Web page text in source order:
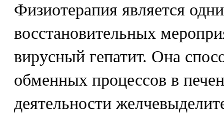
Физиотерапия является
восстановительных
вирусный гепатит. Она
обменных процессов в
деятельности